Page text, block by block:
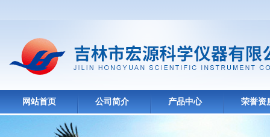
网站首页 公司简介 产品中心 荣誉资